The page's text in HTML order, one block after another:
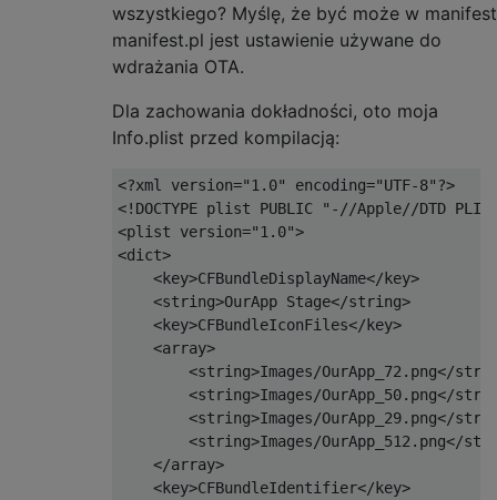
wszystkiego? Myślę, że być może w manifest
manifest.pl jest ustawienie używane do
wdrażania OTA.
Dla zachowania dokładności, oto moja
Info.plist przed kompilacją:
<?xml version="1.0" encoding="UTF-8"?>
<!DOCTYPE plist PUBLIC "-//Apple//DTD
<plist version="1.0">
<dict>
    <key>CFBundleDisplayName</key>
    <string>OurApp Stage</string>
    <key>CFBundleIconFiles</key>
    <array>
<string>Images/OurApp_72.png</
<string>Images/OurApp_50.png</
<string>Images/OurApp_29.png</
<string>Images/OurApp_512.png</
    </array>
    <key>CFBundleIdentifier</key>